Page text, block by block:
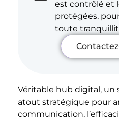
est contrôlé et
protégées,
toute
Véritable hub digital, un
atout stratégique pour
communication,